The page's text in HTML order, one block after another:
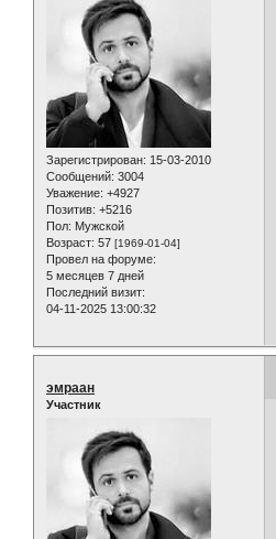
Зарегистрирован: 15-03-2010
Сообщений: 3004
Уважение: +4927
Позитив: +5216
Пол: Мужской
Возраст: 57 [1969-01-04]
Провел на форуме:
5 месяцев 7 дней
Последний визит:
04-11-2025 13:00:32
эмраан
Участник